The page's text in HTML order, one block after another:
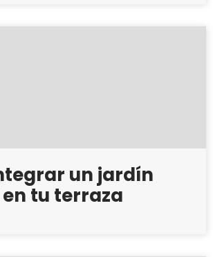
un jardín
tu terraza